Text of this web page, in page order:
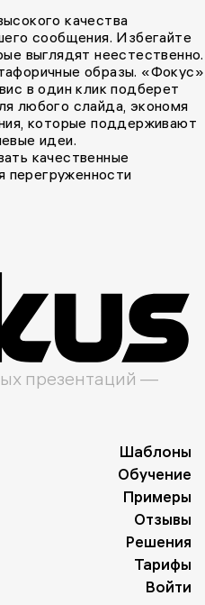
качества
сообщения. Избегайте
выглядят неестественно.
образы. «Фокус»
в один клик подберет
любого слайда, экономя
которые поддерживают
идеи.
качественные
перегруженности
презентаций —
Шаблоны
Обучение
Примеры
Отзывы
Решения
Тарифы
Войти